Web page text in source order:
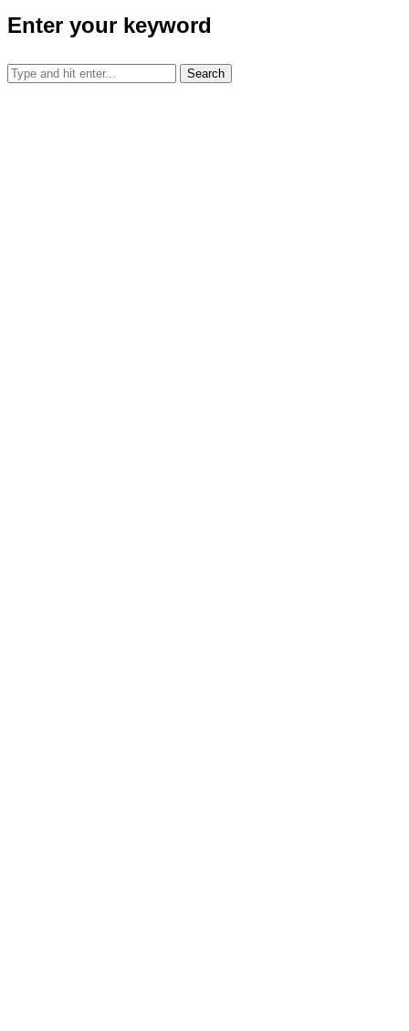
Enter your keyword
Search